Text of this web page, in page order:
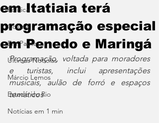
Política
Coluna
Em Pauta
Últimas Notícias
Márcio Lemos
Estado do Rio
Notícias em 1 min
em Itatiaia terá
programação especial
em Penedo e Maringá
Programação, voltada para moradores
e turistas, inclui apresentações
musicais, aulão de forró e espaços
temáticos